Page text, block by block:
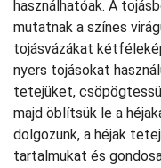
használhatóak. A
mutatnak a színes
tojásvázákat
nyers tojásokat
tetejüket,
majd öblítsük le a
dolgozunk, a héjak
tartalmukat és